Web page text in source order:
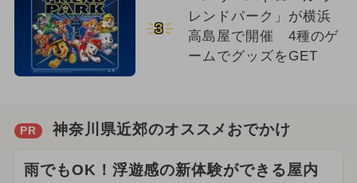
3
レンドパーク」が横浜
高島屋で開催 4種のゲ
ームでグッズをGET
PR 神奈川県近郊のオススメおでかけ
雨でもOK！浮遊感の新体験ができる屋内